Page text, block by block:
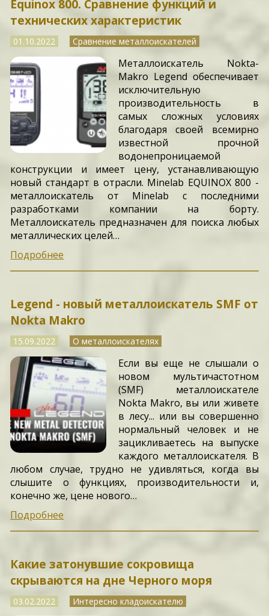
Equinox 800. Сравнение функций и
технических характеристик
01.10.2022 Сравнение металлоискателей
Металлоискатель Nokta-
Makro Legend обеспечивает
исключительную
производительность в
самых сложных условиях
благодаря своей всемирно
известной прочной
водонепроницаемой
конструкции и имеет цену, устанавливающую
новый стандарт в отрасли. Minelab EQUINOX 800 -
металлоискатель от Minelab с последними
разработками компании на борту.
Металлоискатель предназначен для поиска любых
металлических целей…
Подробнее
Legend - новый металлоискатель SMF от
Nokta Makro
15.09.2022 О металлоискателях
Если вы еще не слышали о
новом мультичастотном
(SMF) металлоискателе
Nokta Makro, вы или живете
в лесу... или вы совершенно
нормальный человек и не
зацикливаетесь на выпуске
каждого металлоискателя. В
любом случае, трудно не удивляться, когда вы
слышите о функциях, производительности и,
конечно же, цене нового…
Подробнее
Какие затонувшие сокровища
скрываются на дне Черного моря
03.02.2022 Интересно кладоискателю